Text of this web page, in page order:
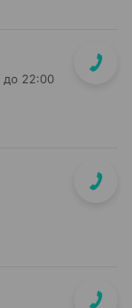
до 22:00